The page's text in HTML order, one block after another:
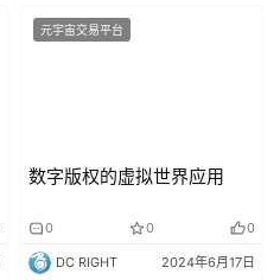
元宇宙交易平台
数字版权的虚拟世界应用
0 0 0
DC RIGHT 2024年6月17日